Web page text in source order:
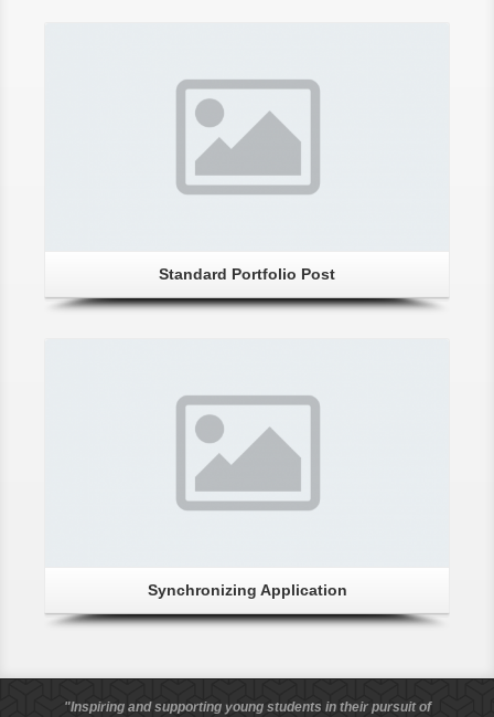
Standard Portfolio Post
Synchronizing Application
"Inspiring and supporting young students in their pursuit of